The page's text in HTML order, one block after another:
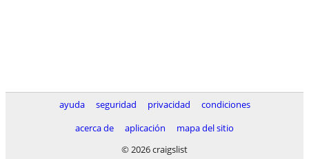
ayuda seguridad privacidad
condiciones
acerca de
aplicación
mapa del sitio
© 2026 craigslist